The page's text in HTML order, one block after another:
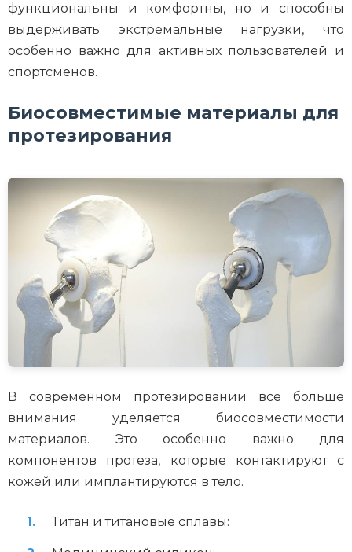
функциональны и комфортны, но и способны
выдерживать экстремальные нагрузки, что
особенно важно для активных пользователей и
спортсменов.
Биосовместимые материалы для
протезирования
В современном протезировании все больше
внимания уделяется биосовместимости
материалов. Это особенно важно для
компонентов протеза, которые контактируют с
кожей или имплантируются в тело.
Титан и титановые сплавы: